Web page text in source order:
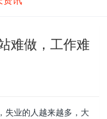
难做，工作难
失业的人越来越多，大